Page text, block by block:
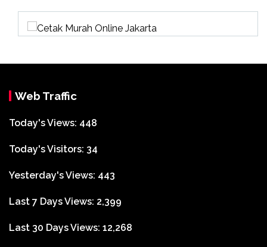
Web Traffic
Today's Views: 448
Today's Visitors: 34
Yesterday's Views: 443
Last 7 Days Views: 2,399
Last 30 Days Views: 12,268